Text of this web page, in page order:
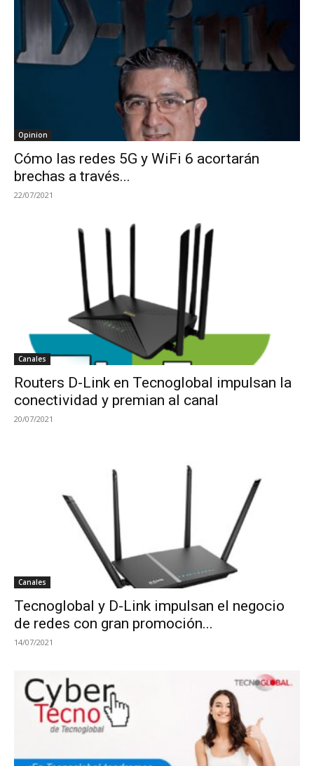
Opinion
Cómo las redes 5G y WiFi 6 acortarán
brechas a través...
22/07/2021
Canales
Routers D-Link en Tecnoglobal impulsan la
conectividad y premian al canal
20/07/2021
Canales
Tecnoglobal y D-Link impulsan el negocio
de redes con gran promoción...
14/07/2021